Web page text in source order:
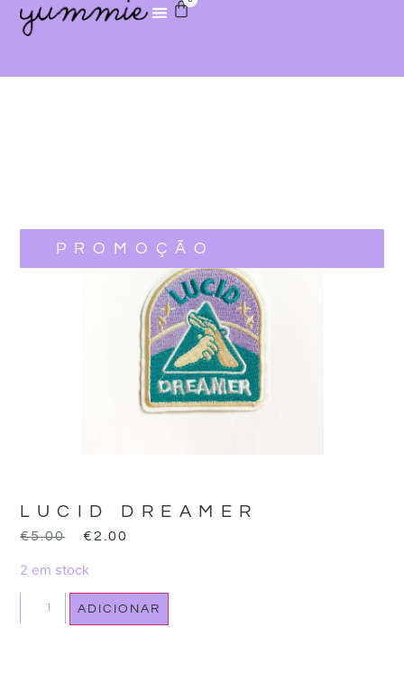
LUCID DREAMER
€5.00 €2.00
2 em stock
ADICIONAR
PROMOÇÃO